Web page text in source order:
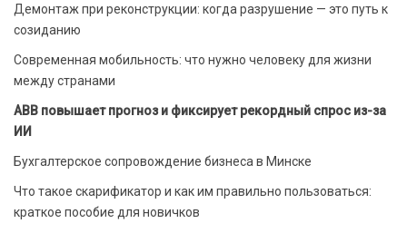
Демонтаж при реконструкции: когда разрушение — это путь к
созиданию
Современная мобильность: что нужно человеку для жизни
между странами
ABB повышает прогноз и фиксирует рекордный спрос из-за
ИИ
Бухгалтерское сопровождение бизнеса в Минске
Что такое скарификатор и как им правильно пользоваться:
краткое пособие для новичков